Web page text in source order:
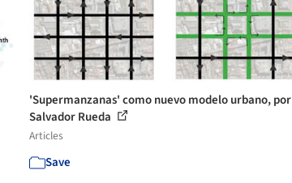
'Supermanzanas' como nuevo modelo urbano, por
Salvador Rueda
Articles
Save